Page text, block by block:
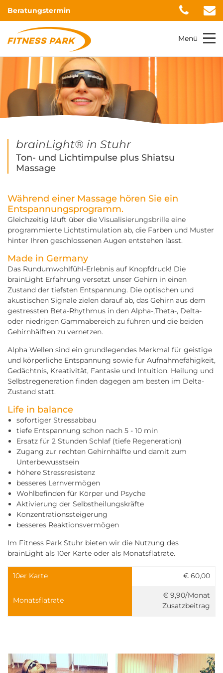
Beratungstermin
Menü
brainLight® in Stuhr
Ton- und Lichtimpulse plus Shiatsu
Massage
Während einer Massage hören Sie ein
Entspannungsprogramm.
Gleichzeitig läuft über die Visualisierungsbrille eine
programmierte Lichtstimulation ab, die Farben und Muster
hinter Ihren geschlossenen Augen entstehen lässt.
Made in Germany
Das Rundumwohlfühl-Erlebnis auf Knopfdruck! Die
brainLight Erfahrung versetzt unser Gehirn in einen
Zustand der tiefsten Entspannung. Die optischen und
akustischen Signale zielen darauf ab, das Gehirn aus dem
gestressten Beta-Rhythmus in den Alpha-,Theta-, Delta-
oder niedrigen Gammabereich zu führen und die beiden
Gehirnhälften zu vernetzen.
Alpha Wellen sind ein grundlegendes Merkmal für geistige
und körperliche Entspannung sowie für Aufnahmefähigkeit,
Gedächtnis, Kreativität, Fantasie und Intuition. Heilung und
Selbstregeneration finden dagegen am besten im Delta-
Zustand statt.
Life in balance
sofortiger Stressabbau
tiefe Entspannung schon nach 5 - 10 min
Ersatz für 2 Stunden Schlaf (tiefe Regeneration)
Zugang zur rechten Gehirnhälfte und damit zum
Unterbewusstsein
höhere Stressresistenz
besseres Lernvermögen
Wohlbefinden für Körper und Psyche
Aktivierung der Selbstheilungskräfte
Konzentrationssteigerung
besseres Reaktionsvermögen
Im Fitness Park Stuhr bieten wir die Nutzung des
brainLight als 10er Karte oder als Monatsflatrate.
10er Karte € 60,00
Monatsflatrate
€ 9,90/Monat
Zusatzbeitrag